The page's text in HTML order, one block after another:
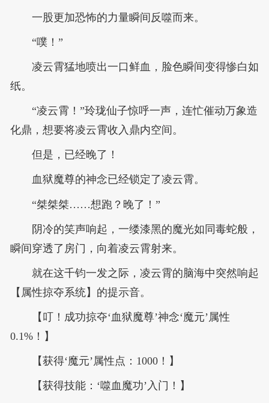
一股更加恐怖的力量瞬间反噬而来。
“噗！”
凌云霄猛地喷出一口鲜血，脸色瞬间变得惨白如
纸。
“凌云霄！”玲珑仙子惊呼一声，连忙催动万象造
化鼎，想要将凌云霄收入鼎内空间。
但是，已经晚了！
血狱魔尊的神念已经锁定了凌云霄。
“桀桀桀……想跑？晚了！”
阴冷的笑声响起，一缕漆黑的魔光如同毒蛇般，
瞬间穿透了房门，向着凌云霄射来。
就在这千钧一发之际，凌云霄的脑海中突然响起
【属性掠夺系统】的提示音。
【叮！成功掠夺‘血狱魔尊’神念‘魔元’属性
0.1%！】
【获得‘魔元’属性点：1000！】
【获得技能：‘噬血魔功’入门！】